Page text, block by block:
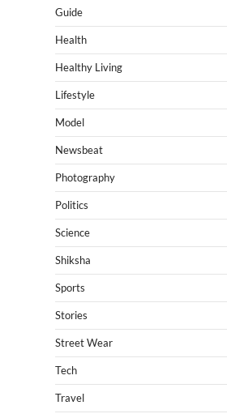
Guide
Health
Healthy Living
Lifestyle
Model
Newsbeat
Photography
Politics
Science
Shiksha
Sports
Stories
Street Wear
Tech
Travel